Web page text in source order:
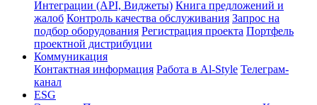
Интеграции (API, Виджеты) Книга предложений и
жалоб Контроль качества обслуживания Запрос на
подбор оборудования Регистрация проекта Портфель
проектной дистрибуции
Коммуникация
Контактная информация Работа в Al-Style Телеграм-
канал
ESG